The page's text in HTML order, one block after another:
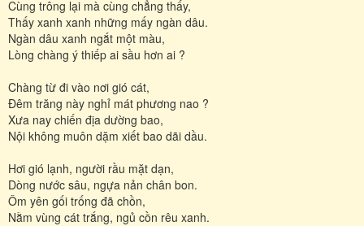
Cùng trông lại mà cùng chẳng thấy,
Thấy xanh xanh những mấy ngàn dâu.
Ngàn dâu xanh ngắt một màu,
Lòng chàng ý thiếp ai sầu hơn ai ?
Chàng từ đi vào nơi gió cát,
Đêm trăng này nghỉ mát phương nao ?
Xưa nay chiến địa dường bao,
Nội không muôn dặm xiết bao dãi dầu.
Hơi gió lạnh, người rầu mặt dạn,
Dòng nước sâu, ngựa nản chân bon.
Ôm yên gối trống đã chồn,
Nằm vùng cát trắng, ngủ cồn rêu xanh.